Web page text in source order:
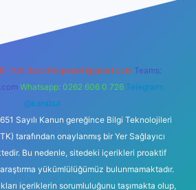
E-mail: backlinkpaneli@gmail.com Teams:
Whatsapp: 0262 606 0 726 Telegram:
@karabul
Sayılı Kanun gereğince Bilgi Teknolojileri
tarafından onaylanmış bir Yer Sağlayıcı
Bu nedenle, sitedeki içerikleri proaktif
yükümlülüğümüz bulunmamaktadır.
içeriklerin sorumluluğunu taşımakta olup,